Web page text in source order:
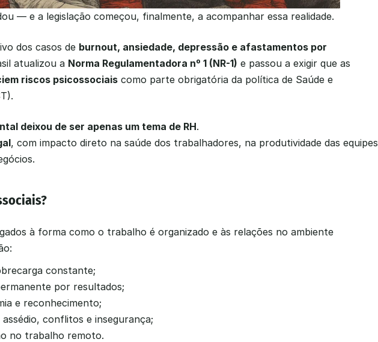
— e a legislação começou, finalmente, a acompanhar essa realidade.
dos casos de burnout, ansiedade, depressão e afastamentos por
atualizou a Norma Regulamentadora nº 1 (NR-1) e passou a exigir que as
riscos psicossociais como parte obrigatória da política de Saúde e
deixou de ser apenas um tema de RH.
, com impacto direto na saúde dos trabalhadores, na produtividade das equipes
à forma como o trabalho é organizado e às relações no ambiente
constante;
por resultados;
e reconhecimento;
conflitos e insegurança;
no trabalho remoto.